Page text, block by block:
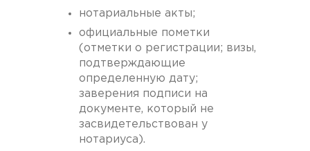
нотариальные акты;
официальные пометки
(отметки о регистрации; визы,
подтверждающие
определенную дату;
заверения подписи на
документе, который не
засвидетельствован у
нотариуса).